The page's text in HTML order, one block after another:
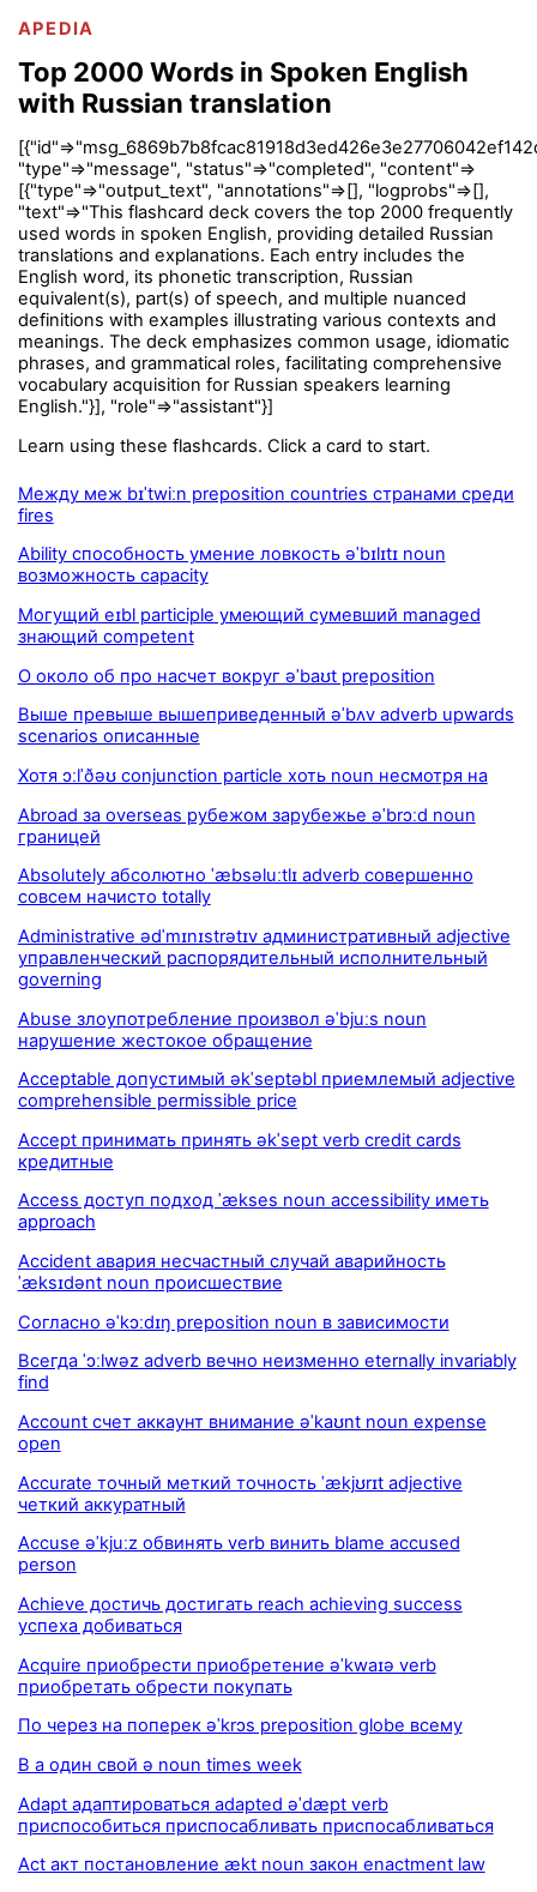
APEDIA
Top 2000 Words in Spoken English
with Russian translation
"type"=>"message", "status"=>"completed", "content"=>
[{"type"=>"output_text", "annotations"=>[], "logprobs"=>[],
"text"=>"This flashcard deck covers the top 2000 frequently
used words in spoken English, providing detailed Russian
translations and explanations. Each entry includes the
English word, its phonetic transcription, Russian
equivalent(s), part(s) of speech, and multiple nuanced
definitions with examples illustrating various contexts and
meanings. The deck emphasizes common usage, idiomatic
phrases, and grammatical roles, facilitating comprehensive
vocabulary acquisition for Russian speakers learning
English."}], "role"=>"assistant"}]
Learn using these flashcards. Click a card to start.
Между меж bɪˈtwiːn preposition countries странами среди
fires
Ability способность умение ловкость əˈbɪlɪtɪ noun
возможность capacity
Могущий eɪbl participle умеющий сумевший managed
знающий competent
О около об про насчет вокруг əˈbaʊt preposition
Выше превыше вышеприведенный əˈbʌv adverb upwards
scenarios описанные
Хотя ɔːlˈðəʊ conjunction particle хоть noun несмотря на
Abroad за overseas рубежом зарубежье əˈbrɔːd noun
границей
Absolutely абсолютно ˈæbsəluːtlɪ adverb совершенно
совсем начисто totally
Administrative ədˈmɪnɪstrətɪv административный adjective
управленческий распорядительный исполнительный
governing
Abuse злоупотребление произвол əˈbjuːs noun
нарушение жестокое обращение
Acceptable допустимый əkˈseptəbl приемлемый adjective
comprehensible permissible price
Accept принимать принять əkˈsept verb credit cards
кредитные
Access доступ подход ˈækses noun accessibility иметь
approach
Accident авария несчастный случай аварийность
ˈæksɪdənt noun происшествие
Согласно əˈkɔːdɪŋ preposition noun в зависимости
Всегда ˈɔːlwəz adverb вечно неизменно eternally invariably
find
Account счет аккаунт внимание əˈkaʊnt noun expense
open
Accurate точный меткий точность ˈækjʊrɪt adjective
четкий аккуратный
Accuse əˈkjuːz обвинять verb винить blame accused
person
Achieve достичь достигать reach achieving success
успеха добиваться
Acquire приобрести приобретение əˈkwaɪə verb
приобретать обрести покупать
По через на поперек əˈkrɔs preposition globe всему
В а один свой ə noun times week
Adapt адаптироваться adapted əˈdæpt verb
приспособиться приспосабливать приспосабливаться
Act акт постановление ækt noun закон enactment law